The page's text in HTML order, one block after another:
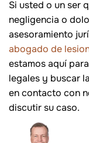
Si usted o un ser
negligencia o
asesoramiento
abogado de
estamos aquí
legales y buscar
en contacto con
discutir su caso.